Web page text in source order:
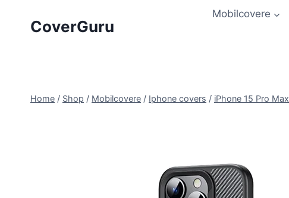
CoverGuru
Mobilcovere
Home / Shop / Mobilcovere / Iphone covers / iPhone 15 Pro Max